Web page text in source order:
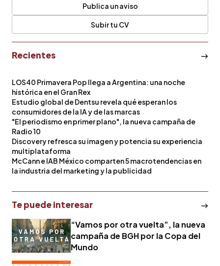
Publica un aviso
Subir tu CV
Recientes
LOS40 Primavera Pop llega a Argentina: una noche
histórica en el Gran Rex
Estudio global de Dentsu revela qué esperan los
consumidores de la IA y de las marcas
"El periodismo en primer plano", la nueva campaña de
Radio 10
Discovery refresca su imagen y potencia su experiencia
multiplataforma
McCann e IAB México comparten 5 macrotendencias en
la industria del marketing y la publicidad
Te puede interesar
“Vamos por otra vuelta”, la nueva
campaña de BGH por la Copa del
Mundo